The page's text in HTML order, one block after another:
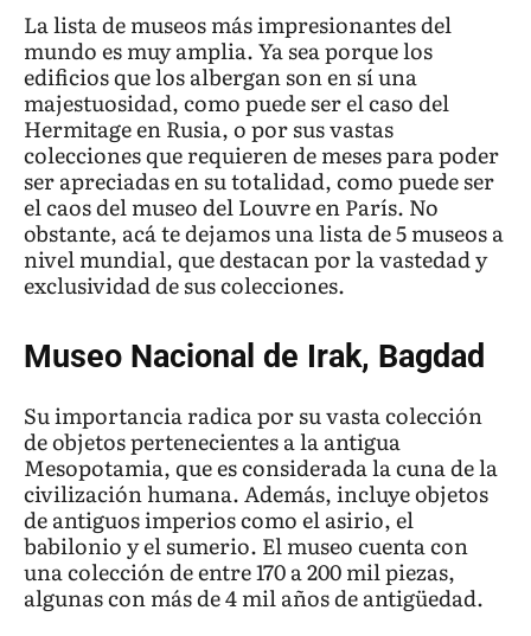
La lista de museos más impresionantes del
mundo es muy amplia. Ya sea porque los
edificios que los albergan son en sí una
majestuosidad, como puede ser el caso del
Hermitage en Rusia, o por sus vastas
colecciones que requieren de meses para poder
ser apreciadas en su totalidad, como puede ser
el caos del museo del Louvre en París. No
obstante, acá te dejamos una lista de 5 museos a
nivel mundial, que destacan por la vastedad y
exclusividad de sus colecciones.
Museo Nacional de Irak, Bagdad
Su importancia radica por su vasta colección
de objetos pertenecientes a la antigua
Mesopotamia, que es considerada la cuna de la
civilización humana. Además, incluye objetos
de antiguos imperios como el asirio, el
babilonio y el sumerio. El museo cuenta con
una colección de entre 170 a 200 mil piezas,
algunas con más de 4 mil años de antigüedad.